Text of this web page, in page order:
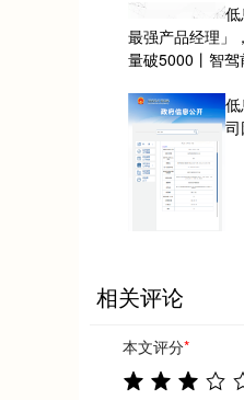
最强产品经理」
量破5000丨智驾
相关评论
本文评分*